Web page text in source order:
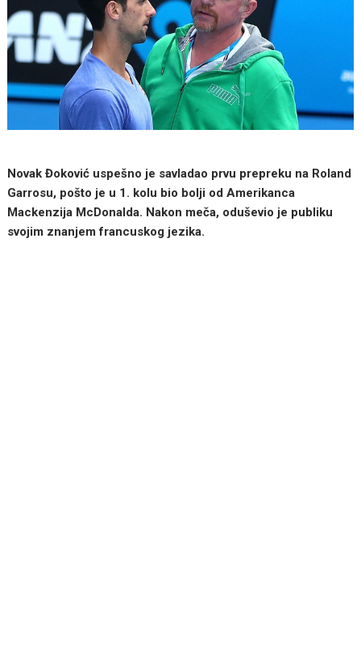
Novak Đoković uspešno je savladao prvu prepreku na Roland
Garrosu, pošto je u 1. kolu bio bolji od Amerikanca
Mackenzija McDonalda. Nakon meča, oduševio je publiku
svojim znanjem francuskog jezika.